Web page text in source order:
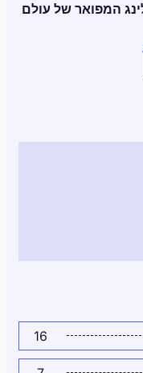
המפואר של עולם
16